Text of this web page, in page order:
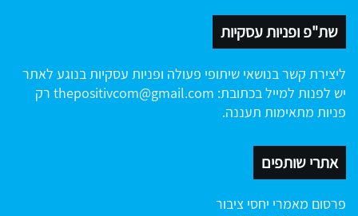
שת"פ ופניות עסקיות
ליצירת קשר בנושאי שיתופי פעולה ופניות עסקיות בנוגע לאתר
יש לפנות למייל בכתובת: thepositivcom@gmail.com רק
פניות מתאימות תעננה.
אתרי שותפים
פרסום מאמרי יחסי ציבור